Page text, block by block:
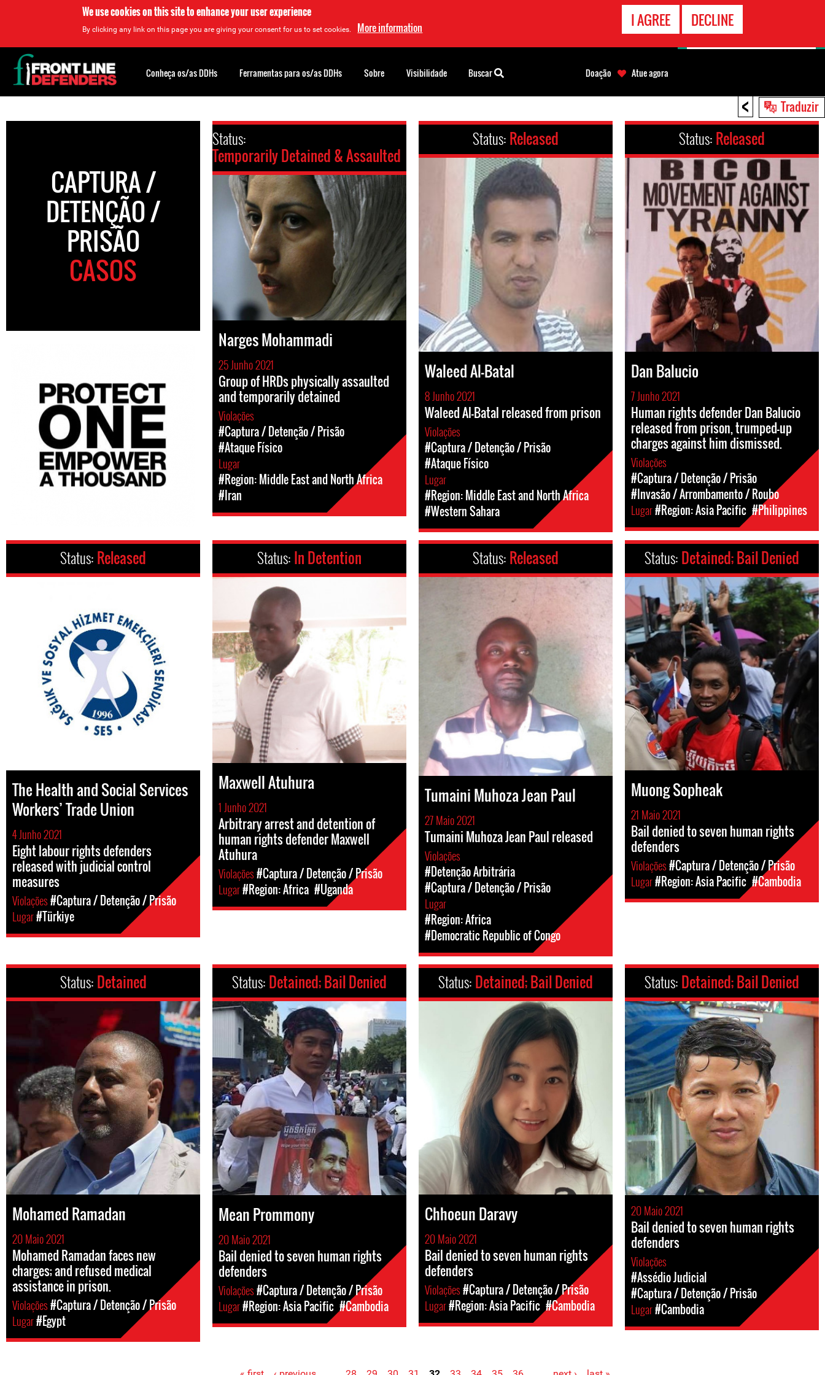
We use cookies on this site to enhance your user experience
By clicking any link on this page you are giving your consent for us to set cookies. More information I AGREE DECLINE
< Traduzir
to
CAPTURA /
DETENÇÃO /
PRISÃO
CASOS
Status:
Temporarily Detained & Assaulted
Narges Mohammadi
25 Junho 2021
Group of HRDs physically assaulted
and temporarily detained
Violações
#Captura / Detenção / Prisão
#Ataque Físico
Lugar
#Region: Middle East and North Africa
#Iran
Status: Released
Waleed Al-Batal
8 Junho 2021
Waleed Al-Batal released from prison
Violações
#Captura / Detenção / Prisão
#Ataque Físico
Lugar
#Region: Middle East and North Africa
#Western Sahara
Status: Released
Dan Balucio
7 Junho 2021
Human rights defender Dan Balucio
released from prison, trumped-up
charges against him dismissed.
Violações
#Captura / Detenção / Prisão
#Invasão / Arrombamento / Roubo
Lugar#Region: Asia Pacific #Philippines
Status: Released
The Health and Social Services
Workers’ Trade Union
4 Junho 2021
Eight labour rights defenders
released with judicial control
measures
Violações#Captura / Detenção / Prisão
Lugar#Türkiye
Status: In Detention
Maxwell Atuhura
1 Junho 2021
Arbitrary arrest and detention of
human rights defender Maxwell
Atuhura
Violações#Captura / Detenção / Prisão
Lugar#Region: Africa #Uganda
Status: Released
Tumaini Muhoza Jean Paul
27 Maio 2021
Tumaini Muhoza Jean Paul released
Violações
#Detenção Arbitrária
#Captura / Detenção / Prisão
Lugar
#Region: Africa
#Democratic Republic of Congo
Status: Detained; Bail Denied
Muong Sopheak
21 Maio 2021
Bail denied to seven human rights
defenders
Violações#Captura / Detenção / Prisão
Lugar#Region: Asia Pacific #Cambodia
Status: Detained
Mohamed Ramadan
20 Maio 2021
Mohamed Ramadan faces new
charges; and refused medical
assistance in prison.
Violações#Captura / Detenção / Prisão
Lugar#Egypt
Status: Detained; Bail Denied
Mean Prommony
20 Maio 2021
Bail denied to seven human rights
defenders
Violações#Captura / Detenção / Prisão
Lugar#Region: Asia Pacific #Cambodia
Status: Detained; Bail Denied
Chhoeun Daravy
20 Maio 2021
Bail denied to seven human rights
defenders
Violações#Captura / Detenção / Prisão
Lugar#Region: Asia Pacific #Cambodia
Status: Detained; Bail Denied
20 Maio 2021
Bail denied to seven human rights
defenders
Violações
#Assédio Judicial
#Captura / Detenção / Prisão
Lugar#Cambodia
Back
to
top
Conheça os/as DDHs Ferramentas para os/as DDHs Sobre Visibilidade Buscar Doação Atue agora
CONTATO
EMERGÊNCIA